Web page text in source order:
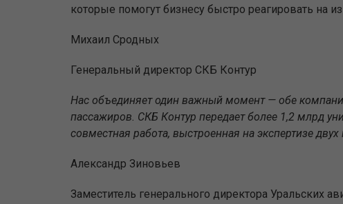
которые помогут бизнесу быстро реагировать на
Михаил Сродных
Генеральный директор СКБ Контур
Нас объединяет один важный момент — обе
пассажиров. СКБ Контур передает более 1,2 млрд
совместная работа, выстроенная на экспертизе
Александр Зиновьев
Заместитель генерального директора Уральских